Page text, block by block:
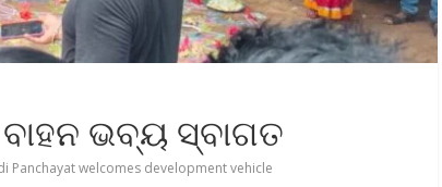
ଭବ୍ୟ ସ୍ବାଗତ
Panchayat welcomes development vehicle